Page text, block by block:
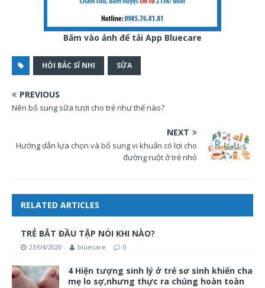
Bấm vào ảnh để tải App Bluecare
HỎI BÁC SĨ NHI SỮA
PREVIOUS
Nên bổ sung sữa tươi cho trẻ như thế nào?
NEXT
Hướng dẫn lựa chọn và bổ sung vi khuẩn có lợi cho
đường ruột ở trẻ nhỏ
RELATED ARTICLES
TRẺ BẮT ĐẦU TẬP NÓI KHI NÀO?
23/04/2020 bluecare 0
4 Hiện tượng sinh lý ở trẻ sơ sinh khiến cha
mẹ lo sợ,nhưng thực ra chúng hoàn toàn